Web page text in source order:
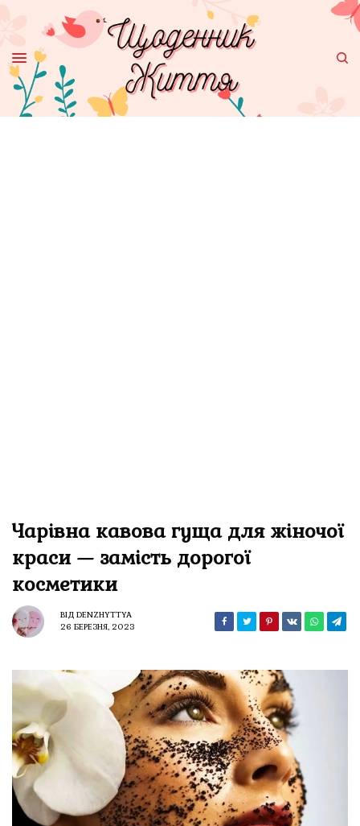
Чарівна кавова гуща для жіночої
краси — замість дорогої
косметики
ВІД DENZHYTTYA
26 БЕРЕЗНЯ, 2023